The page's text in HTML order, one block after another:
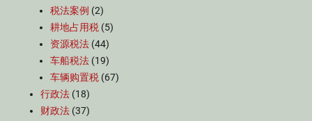
税法案例 (2)
耕地占用税 (5)
资源税法 (44)
车船税法 (19)
车辆购置税 (67)
行政法 (18)
财政法 (37)